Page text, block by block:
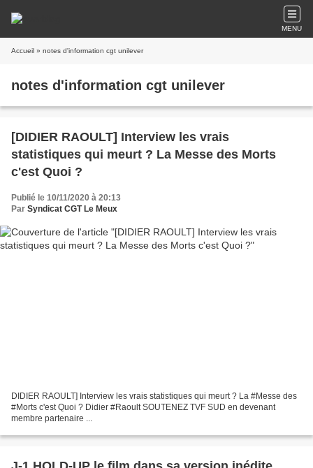
MENU
Accueil » notes d'information cgt unilever
notes d'information cgt unilever
[DIDIER RAOULT] Interview les vrais
statistiques qui meurt ? La Messe des Morts
c'est Quoi ?
Publié le 10/11/2020 à 20:13
Par Syndicat CGT Le Meux
DIDIER RAOULT] Interview les vrais statistiques qui meurt ? La #Messe des
#Morts c'est Quoi ? Didier #Raoult SOUTENEZ TVF SUD en devenant
membre partenaire ...